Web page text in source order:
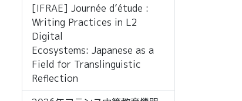
[IFRAE] Journée d’étude :
Writing Practices in L2
Digital
Ecosystems: Japanese as a
Field for Translinguistic
Reflection